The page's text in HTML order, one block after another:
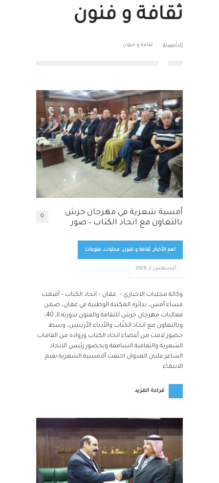
ثقافة و فنون
الرئيسية ثقافة و فنون
أمسية شعرية في مهرجان جرش
بالتعاون مع اتحاد الكتاب – صور
0
اهم الأخبار, ثقافة و فنون, محليات, منوعات
أغسطس 2, 2026
وكالة محليات الاخباري – عمان – اتحاد الكتاب – أقيمت
مساء أمس، بدائرة المكتبة الوطنية في عمان، ضمن
فعاليات مهرجان جرش للثقافة والفنون بدورته الـ 40،
وبالتعاون مع اتحاد الكتّاب والأدباء الأردنيين، وسط
حضور لافت من أعضاء اتحاد الكتاب ورواده من القامات
الشعرية والثقافية السامقة وبحضور رئيس الاتحاد
الشاعر عليان العدوان احتفت ألامسية الشعرية بقيم
الانتماء
قراءة المزيد